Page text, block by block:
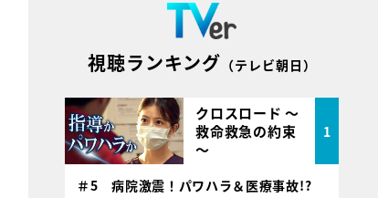
視聴ランキング （テレビ朝日）
クロスロード ～
救命救急の約束
～
1
＃5 病院激震！パワハラ＆医療事故!?